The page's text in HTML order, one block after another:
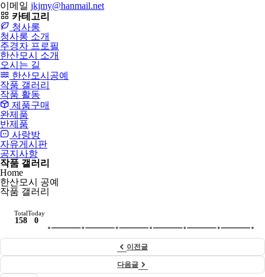
이메일 jkjmy@hanmail.net
카테고리
청사롱
청사롱 소개
주경자 프로필
한산모시 소개
오시는 길
한산모시공예
작품 갤러리
작품 활동
제품구매
완제품
반제품
사랑방
자유게시판
공지사항
작품 갤러리
Home
한산모시 공예
작품 갤러리
Total
158
Today
0
이전글
다음글